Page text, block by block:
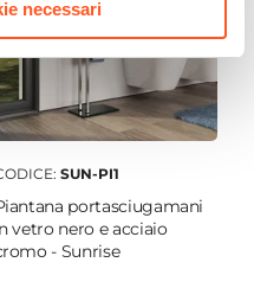
necessari
SUN-PI1
portasciugamani
vetro nero e acciaio
- Sunrise